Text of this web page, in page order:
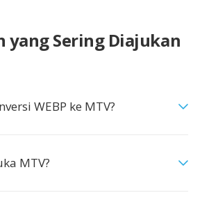
yang Sering Diajukan
WEBP ke MTV?
MTV?